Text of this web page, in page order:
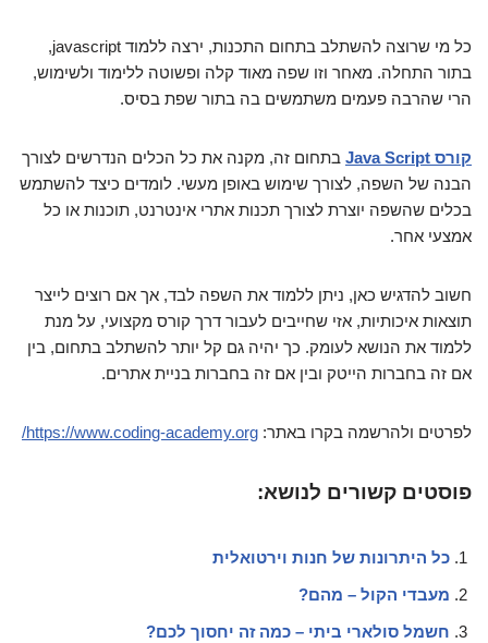
כל מי שרוצה להשתלב בתחום התכנות, ירצה ללמוד javascript,
בתור התחלה. מאחר וזו שפה מאוד קלה ופשוטה ללימוד ולשימוש,
הרי שהרבה פעמים משתמשים בה בתור שפת בסיס.
קורס Java Script
בתחום זה, מקנה את כל הכלים הנדרשים לצורך
הבנה של השפה, לצורך שימוש באופן מעשי. לומדים כיצד להשתמש
בכלים שהשפה יוצרת לצורך תכנות אתרי אינטרנט, תוכנות או כל
אמצעי אחר.
חשוב להדגיש כאן, ניתן ללמוד את השפה לבד, אך אם רוצים לייצר
תוצאות איכותיות, אזי שחייבים לעבור דרך קורס מקצועי, על מנת
ללמוד את הנושא לעומק. כך יהיה גם קל יותר להשתלב בתחום, בין
אם זה בחברות הייטק ובין אם זה בחברות בניית אתרים.
לפרטים ולהרשמה בקרו באתר: https://www.coding-academy.org/
פוסטים קשורים לנושא:
כל היתרונות של חנות וירטואלית
מעבדי הקול – מהם?
חשמל סולארי ביתי – כמה זה יחסוך לכם?